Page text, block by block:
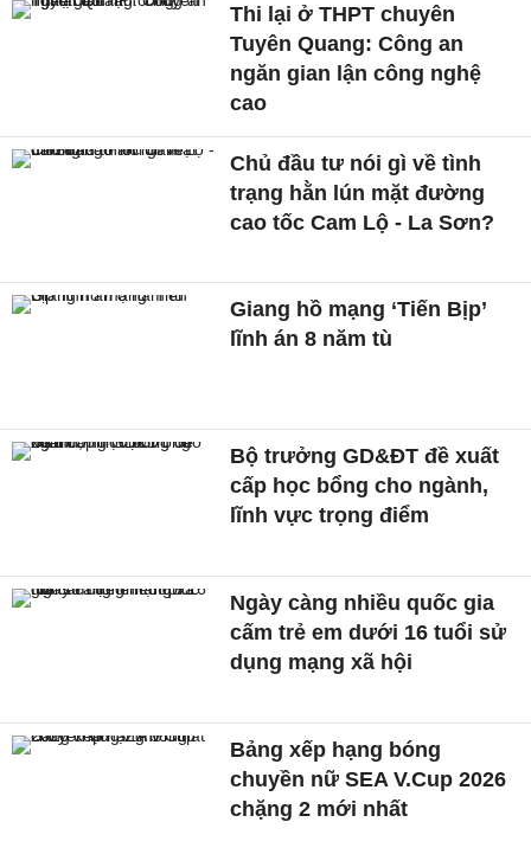
Thi lại ở THPT chuyên
Tuyên Quang: Công an
ngăn gian lận công nghệ
cao
Chủ đầu tư nói gì về tình
trạng hằn lún mặt đường
cao tốc Cam Lộ - La Sơn?
Giang hồ mạng ‘Tiến Bịp’
lĩnh án 8 năm tù
Bộ trưởng GD&ĐT đề xuất
cấp học bổng cho ngành,
lĩnh vực trọng điểm
Ngày càng nhiều quốc gia
cấm trẻ em dưới 16 tuổi sử
dụng mạng xã hội
Bảng xếp hạng bóng
chuyền nữ SEA V.Cup 2026
chặng 2 mới nhất